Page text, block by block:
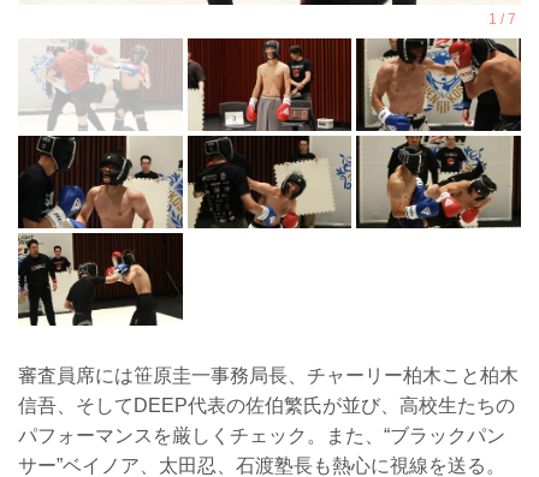
審査員席には笹原圭一事務局長、チャーリー柏木こと柏木
信吾、そしてDEEP代表の佐伯繁氏が並び、高校生たちの
パフォーマンスを厳しくチェック。また、“ブラックパン
サー”ベイノア、太田忍、石渡塾長も熱心に視線を送る。